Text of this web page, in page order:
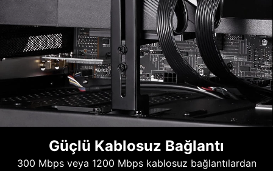
Güçlü Kablosuz Bağlantı
300 Mbps veya 1200 Mbps kablosuz bağlantılardan